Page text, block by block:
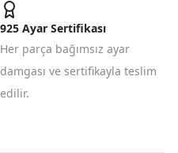
925 Ayar Sertifikası
Her parça bağımsız ayar
damgası ve sertifikayla teslim
edilir.